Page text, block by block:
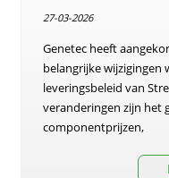
27-03-2026
Genetec heeft
belangrijke wijzigingen
leveringsbeleid van
veranderingen zijn het
componentprijzen,